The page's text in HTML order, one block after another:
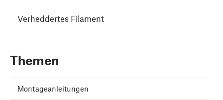
Verheddertes Filament
Themen
Montageanleitungen